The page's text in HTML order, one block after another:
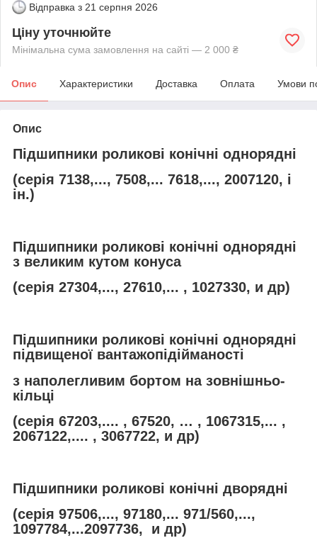
Відправка з 21 серпня 2026
Ціну уточнюйте
Мінімальна сума замовлення на сайті — 2 000 ₴
Опис Характеристики Доставка Оплата Умови
Опис
Підшипники роликові конічні однорядні
(серія 7138,..., 7508,... 7618,..., 2007120, і
ін.)
Підшипники роликові конічні однорядні
з великим кутом конуса
(серія 27304,..., 27610,... , 1027330, и др)
Підшипники роликові конічні однорядні
підвищеної вантажопідійманості
з наполегливим бортом на зовнішньо-
кільці
(серія 67203,.... , 67520, … , 1067315,... ,
2067122,.... , 3067722, и др)
Підшипники роликові конічні дворядні
(серія 97506,..., 97180,... 971/560,...,
1097784,...2097736, и др)